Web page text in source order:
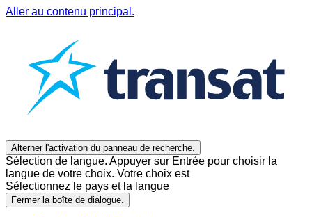
Aller au contenu principal.
Alterner l'activation du panneau de recherche.
Sélection de langue. Appuyer sur Entrée pour choisir la
langue de votre choix. Votre choix est
Sélectionnez le pays et la langue
Fermer la boîte de dialogue.